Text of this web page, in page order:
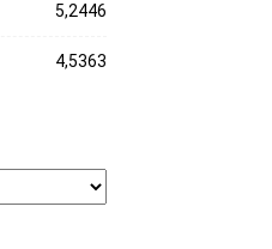
5,2446
4,5363